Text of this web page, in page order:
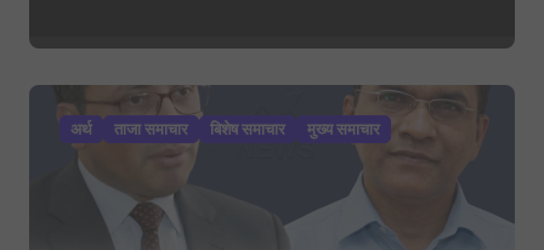
अर्थ ताजा समाचार बिशेष समाचार मुख्य समाचार